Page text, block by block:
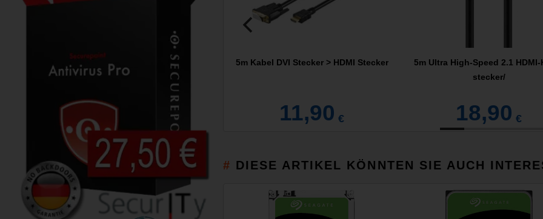
5m Kabel DVI Stecker > HDMI Stecker
11,90 €
5m Ultra High-Speed 2.1 HDMI-
stecker/
18,90 €
DIESE ARTIKEL KÖNNTEN SIE AUCH